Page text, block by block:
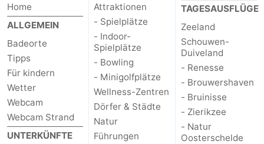
Oosterschelde
Burgh
Haamstede
-
Natur
Kop
van
Schouwen
Walcheren
-
Veere
-
Natur
-
Home
ALLGEMEIN
Badeorte
Tipps
Für kindern
Wetter
Webcam
Webcam Strand
UNTERKÜNFTE
Attraktionen
- Spielplätze
- Indoor-
Spielplätze
- Bowling
- Minigolfplätze
Wellness-Zentren
Dörfer & Städte
Natur
Führungen
TAGESAUSFLÜGE
Zeeland
Schouwen-
Duiveland
- Renesse
- Brouwershaven
- Bruinisse
- Zierikzee
- Natur
Oosterschelde